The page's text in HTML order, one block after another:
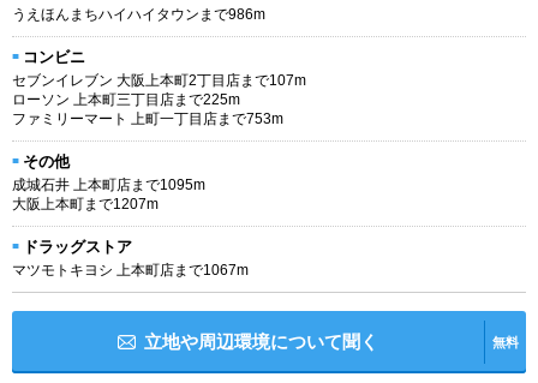
うえほんまちハイハイタウンまで986m
コンビニ
セブンイレブン 大阪上本町2丁目店まで107m
ローソン 上本町三丁目店まで225m
ファミリーマート 上町一丁目店まで753m
その他
成城石井 上本町店まで1095m
大阪上本町まで1207m
ドラッグストア
マツモトキヨシ 上本町店まで1067m
立地や周辺環境について聞く 無料